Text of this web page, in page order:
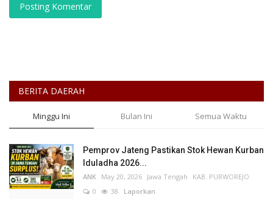
Posting Komentar
BERITA DAERAH
Minggu Ini Bulan Ini Semua Waktu
Pemprov Jateng Pastikan Stok Hewan Kurban
Iduladha 2026...
ANK May 20, 2026 Jawa Tengah
KAB. PURWOREJO
0
38 Laporkan